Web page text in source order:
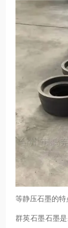
等静压石墨的特
群英石墨石墨